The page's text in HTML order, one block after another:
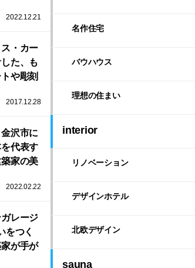
崎新に
2022.12.21
・カー
た、も
や彫刻
」。
2017.12.28
沢市に
代表す
家の美
2022.02.22
レージ
をつく
が手が
名作住宅
バウハウス
理想の住まい
interior
リノベーション
デザインホテル
北欧デザイン
sauna